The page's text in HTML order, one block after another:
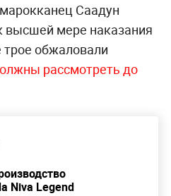
Саадун
высшей мере наказания
трое обжаловали
рассмотреть до
Niva Legend